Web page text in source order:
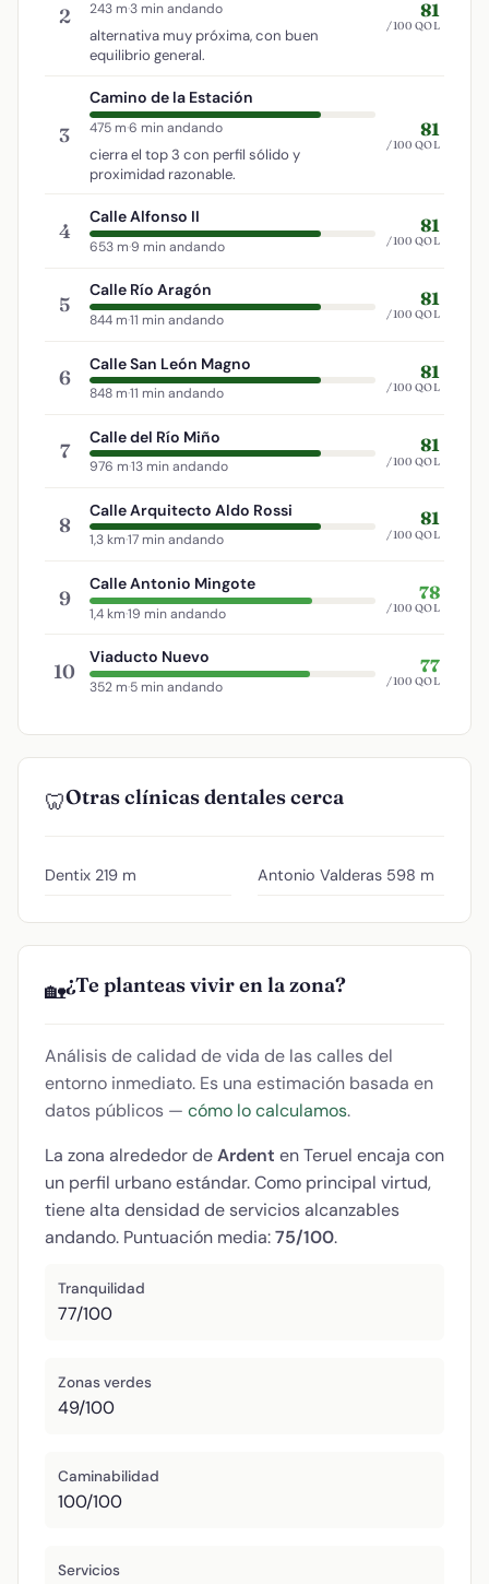
2 243 m·3 min andando
alternativa muy próxima, con buen
equilibrio general.
81
/100 QOL
3
Camino de la Estación
475 m·6 min andando
cierra el top 3 con perfil sólido y
proximidad razonable.
81
/100 QOL
4
Calle Alfonso II
653 m·9 min andando
81
/100 QOL
5
Calle Río Aragón
844 m·11 min andando
81
/100 QOL
6
Calle San León Magno
848 m·11 min andando
81
/100 QOL
7
Calle del Río Miño
976 m·13 min andando
81
/100 QOL
8
Calle Arquitecto Aldo Rossi
1,3 km·17 min andando
81
/100 QOL
9
Calle Antonio Mingote
1,4 km·19 min andando
78
/100 QOL
10
Viaducto Nuevo
352 m·5 min andando
77
/100 QOL
🦷Otras clínicas dentales cerca
Dentix 219 m Antonio Valderas 598 m
🏡¿Te planteas vivir en la zona?
Análisis de calidad de vida de las calles del
entorno inmediato. Es una estimación basada en
datos públicos — cómo lo calculamos.
La zona alrededor deArdent en Teruel encaja con
un perfil urbano estándar. Como principal virtud,
tiene alta densidad de servicios alcanzables
andando. Puntuación media:75/100.
Tranquilidad
77/100
Zonas verdes
49/100
Caminabilidad
100/100
Servicios